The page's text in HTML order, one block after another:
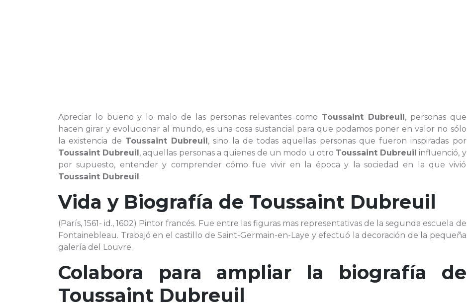
Apreciar lo bueno y lo malo de las personas relevantes como Toussaint Dubreuil, personas que
hacen girar y evolucionar al mundo, es una cosa sustancial para que podamos poner en valor no sólo
la existencia de Toussaint Dubreuil, sino la de todas aquellas personas que fueron inspiradas por
Toussaint Dubreuil, aquellas personas a quienes de un modo u otro Toussaint Dubreuil influenció, y
por supuesto, entender y comprender cómo fue vivir en la época y la sociedad en la que vivió
Toussaint Dubreuil.
Vida y Biografía de Toussaint Dubreuil
(París, 1561- id., 1602) Pintor francés. Fue entre las figuras mas representativas de la segunda escuela de
Fontainebleau. Trabajó en el castillo de Saint-Germain-en-Laye y efectuó la decoración de la pequeña
galería del Louvre.
Colabora para ampliar la biografía de
Toussaint Dubreuil